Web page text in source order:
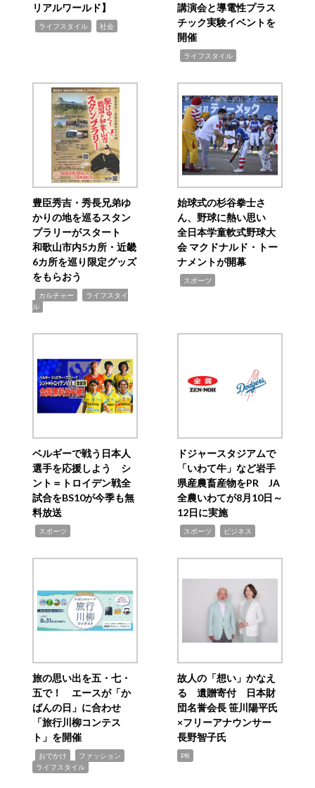
リアルワールド】
ライフスタイル 社会
講演会と導電性プラス
チック実験イベントを
開催
ライフスタイル
豊臣秀吉・秀長兄弟ゆ
かりの地を巡るスタン
プラリーがスタート
和歌山市内5カ所・近畿
6カ所を巡り限定グッズ
をもらおう
カルチャー
ライフスタイ
ル
始球式の杉谷拳士さ
ん、野球に熱い思い
全日本学童軟式野球大
会 マクドナルド・トー
ナメントが開幕
スポーツ
ベルギーで戦う日本人
選手を応援しよう シ
ント＝トロイデン戦全
試合をBS10が今季も無
料放送
スポーツ
ドジャースタジアムで
「いわて牛」など岩手
県産農畜産物をPR JA
全農いわてが8月10日～
12日に実施
スポーツ ビジネス
旅の思い出を五・七・
五で！ エースが「か
ばんの日」に合わせ
「旅行川柳コンテス
ト」を開催
おでかけ ファッション
ライフスタイル
故人の「想い」かなえ
る 遺贈寄付 日本財
団名誉会長 笹川陽平氏
×フリーアナウンサー
長野智子氏
PR